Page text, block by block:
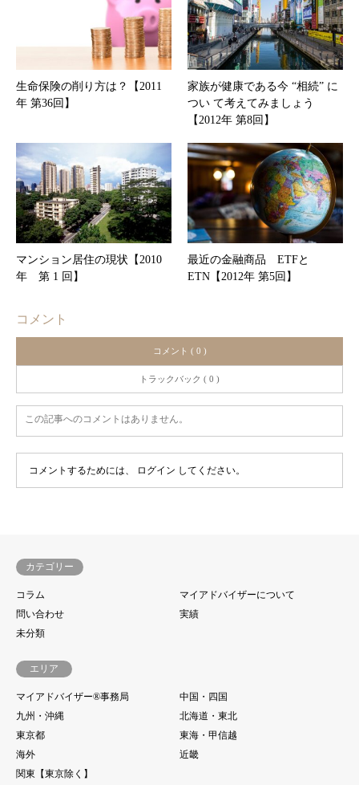
生命保険の削り方は？【2011
年 第36回】
家族が健康である今 “相続” に
つい て考えてみましょう
【2012年 第8回】
マンション居住の現状【2010
年 第 1 回】
最近の金融商品 ETFと
ETN【2012年 第5回】
コメント
コメント ( 0 )
トラックバック ( 0 )
この記事へのコメントはありません。
コメントするためには、 ログイン してください。
カテゴリー
コラム
マイアドバイザーについて
問い合わせ
実績
未分類
エリア
マイアドバイザー®事務局
中国・四国
九州・沖縄
北海道・東北
東京都
東海・甲信越
海外
近畿
関東【東京除く】